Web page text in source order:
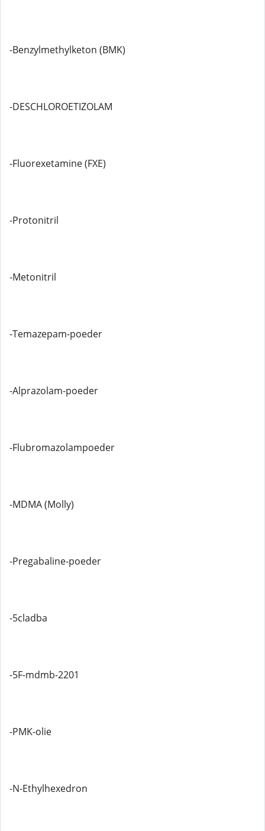
-Benzylmethylketon (BMK)
-DESCHLOROETIZOLAM
-Fluorexetamine (FXE)
-Protonitril
-Metonitril
-Temazepam-poeder
-Alprazolam-poeder
-Flubromazolampoeder
-MDMA (Molly)
-Pregabaline-poeder
-5cladba
-5F-mdmb-2201
-PMK-olie
-N-Ethylhexedron